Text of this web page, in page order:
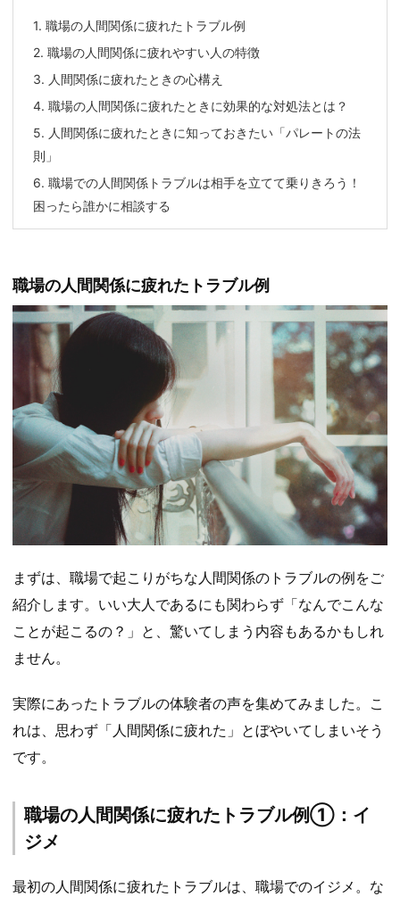
1. 職場の人間関係に疲れたトラブル例
2. 職場の人間関係に疲れやすい人の特徴
3. 人間関係に疲れたときの心構え
4. 職場の人間関係に疲れたときに効果的な対処法とは？
5. 人間関係に疲れたときに知っておきたい「パレートの法
則」
6. 職場での人間関係トラブルは相手を立てて乗りきろう！
困ったら誰かに相談する
職場の人間関係に疲れたトラブル例
まずは、職場で起こりがちな人間関係のトラブルの例をご
紹介します。いい大人であるにも関わらず「なんでこんな
ことが起こるの？」と、驚いてしまう内容もあるかもしれ
ません。
実際にあったトラブルの体験者の声を集めてみました。こ
れは、思わず「人間関係に疲れた」とぼやいてしまいそう
です。
職場の人間関係に疲れたトラブル例①：イ
ジメ
最初の人間関係に疲れたトラブルは、職場でのイジメ。な